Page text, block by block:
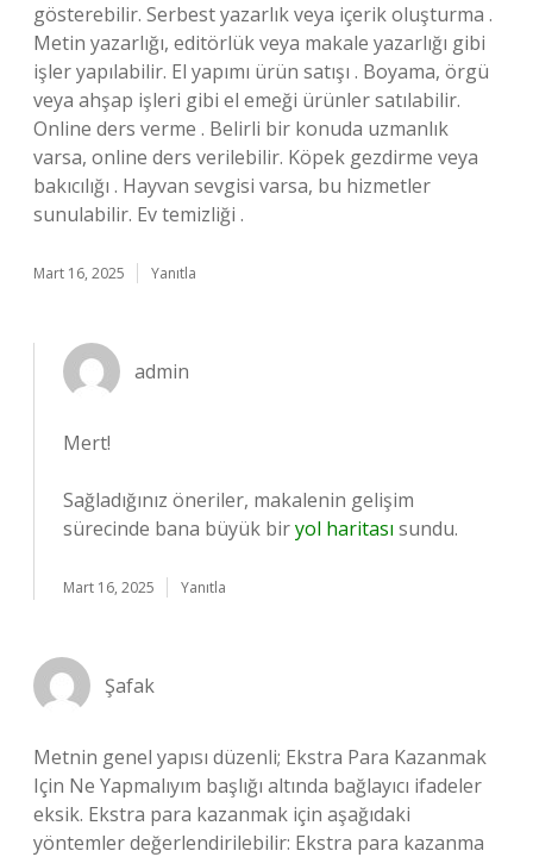
gösterebilir. Serbest yazarlık veya içerik oluşturma .
Metin yazarlığı, editörlük veya makale yazarlığı gibi
işler yapılabilir. El yapımı ürün satışı . Boyama, örgü
veya ahşap işleri gibi el emeği ürünler satılabilir.
Online ders verme . Belirli bir konuda uzmanlık
varsa, online ders verilebilir. Köpek gezdirme veya
bakıcılığı . Hayvan sevgisi varsa, bu hizmetler
sunulabilir. Ev temizliği .
Mart 16, 2025 Yanıtla
admin
Mert!
Sağladığınız öneriler, makalenin gelişim
sürecinde bana büyük biryol haritası sundu.
Mart 16, 2025 Yanıtla
Şafak
Metnin genel yapısı düzenli; Ekstra Para Kazanmak
Için Ne Yapmalıyım başlığı altında bağlayıcı ifadeler
eksik. Ekstra para kazanmak için aşağıdaki
yöntemler değerlendirilebilir: Ekstra para kazanma